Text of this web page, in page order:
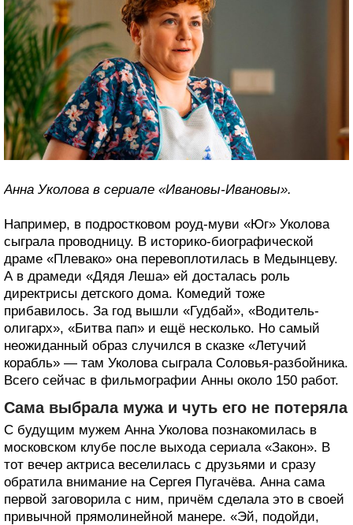
Анна Уколова в сериале «Ивановы-Ивановы».
Например, в подростковом роуд-муви «Юг» Уколова
сыграла проводницу. В историко-биографической
драме «Плевако» она перевоплотилась в Медынцеву.
А в драмеди «Дядя Леша» ей досталась роль
директрисы детского дома. Комедий тоже
прибавилось. За год вышли «Гудбай», «Водитель-
олигарх», «Битва пап» и ещё несколько. Но самый
неожиданный образ случился в сказке «Летучий
корабль» — там Уколова сыграла Соловья-разбойника.
Всего сейчас в фильмографии Анны около 150 работ.
Сама выбрала мужа и чуть его не потеряла
С будущим мужем Анна Уколова познакомилась в
московском клубе после выхода сериала «Закон». В
тот вечер актриса веселилась с друзьями и сразу
обратила внимание на Сергея Пугачёва. Анна сама
первой заговорила с ним, причём сделала это в своей
привычной прямолинейной манере. «Эй, подойди,